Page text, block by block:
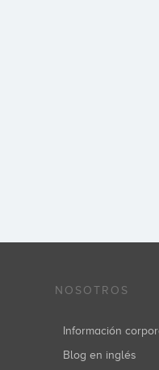
NOSOTROS
Información
Blog en inglés